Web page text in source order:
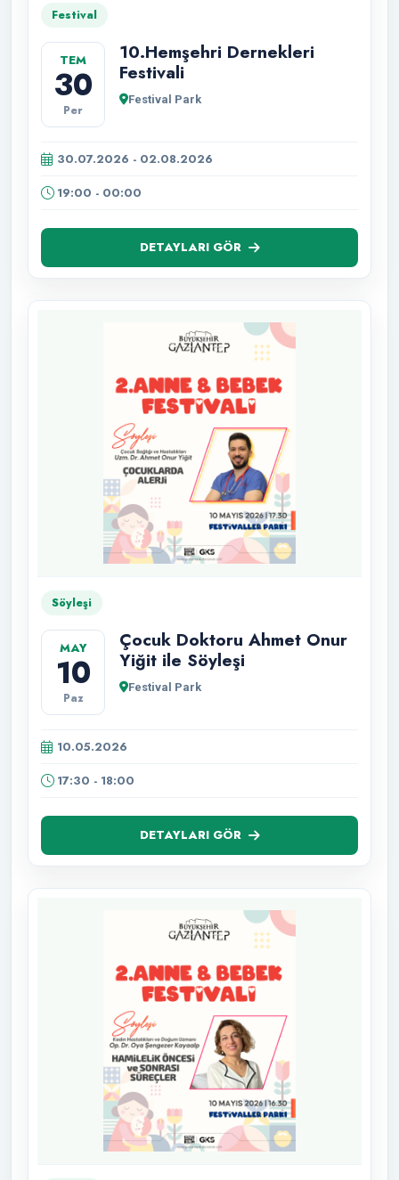
Festival
TEM
30
Per
10.Hemşehri Dernekleri
Festivali
Festival Park
30.07.2026 - 02.08.2026
19:00 - 00:00
DETAYLARI GÖR
Söyleşi
MAY
10
Paz
Çocuk Doktoru Ahmet Onur
Yiğit ile Söyleşi
Festival Park
10.05.2026
17:30 - 18:00
DETAYLARI GÖR